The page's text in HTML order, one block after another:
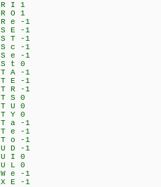
R I 1
R O 1
R e -1
S E -1
S T -1
S c -1
S e -1
S t 0
T A -1
T E -1
T R -1
T S 0
T U 0
T Y 0
T a -1
T e -1
T o -1
U D -1
U I 0
U L 0
W e -1
X E -1